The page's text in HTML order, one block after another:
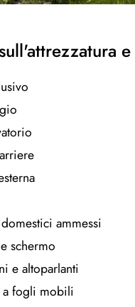
ammessi
schermo
e altoparlanti
a fogli mobili